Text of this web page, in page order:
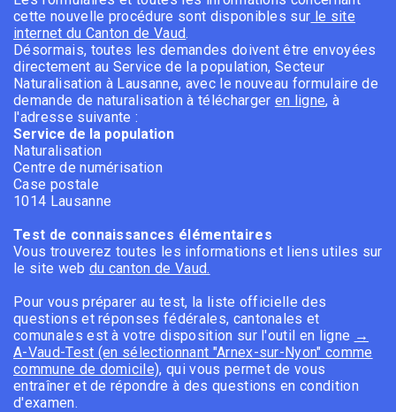
cette nouvelle procédure sont disponibles sur le site
internet du Canton de Vaud.
Désormais, toutes les demandes doivent être envoyées
directement au Service de la population, Secteur
Naturalisation à Lausanne, avec le nouveau formulaire de
demande de naturalisation à télécharger en ligne, à
l'adresse suivante :
Service de la population
Naturalisation
Centre de numérisation
Case postale
1014 Lausanne
Test de connaissances élémentaires
Vous trouverez toutes les informations et liens utiles sur
le site web du canton de Vaud.
Pour vous préparer au test, la liste officielle des
questions et réponses fédérales, cantonales et
comunales est à votre disposition sur l'outil en ligne →
A-Vaud-Test (en sélectionnant "Arnex-sur-Nyon" comme
commune de domicile), qui vous permet de vous
entraîner et de répondre à des questions en condition
d'examen.